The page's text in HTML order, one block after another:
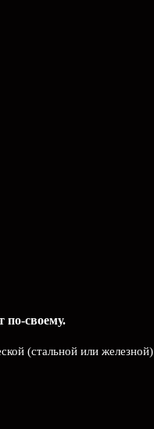
по-своему.
(стальной или железной)